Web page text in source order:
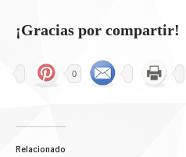
¡Gracias por compartir!
0
Relacionado